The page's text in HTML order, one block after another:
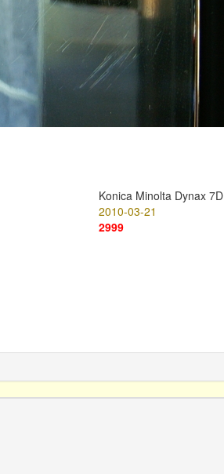
Konica Minolta Dynax 7D
2010-03-21
2999